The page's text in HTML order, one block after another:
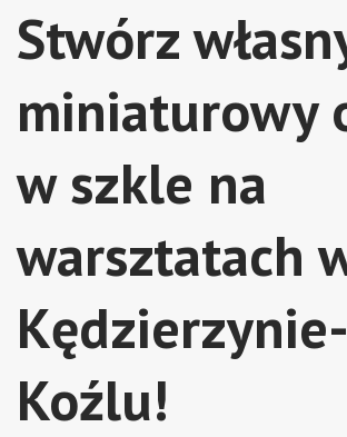
Stwórz
miniaturowy
w szkle na
warsztatach
Kędzierzynie-
Koźlu!